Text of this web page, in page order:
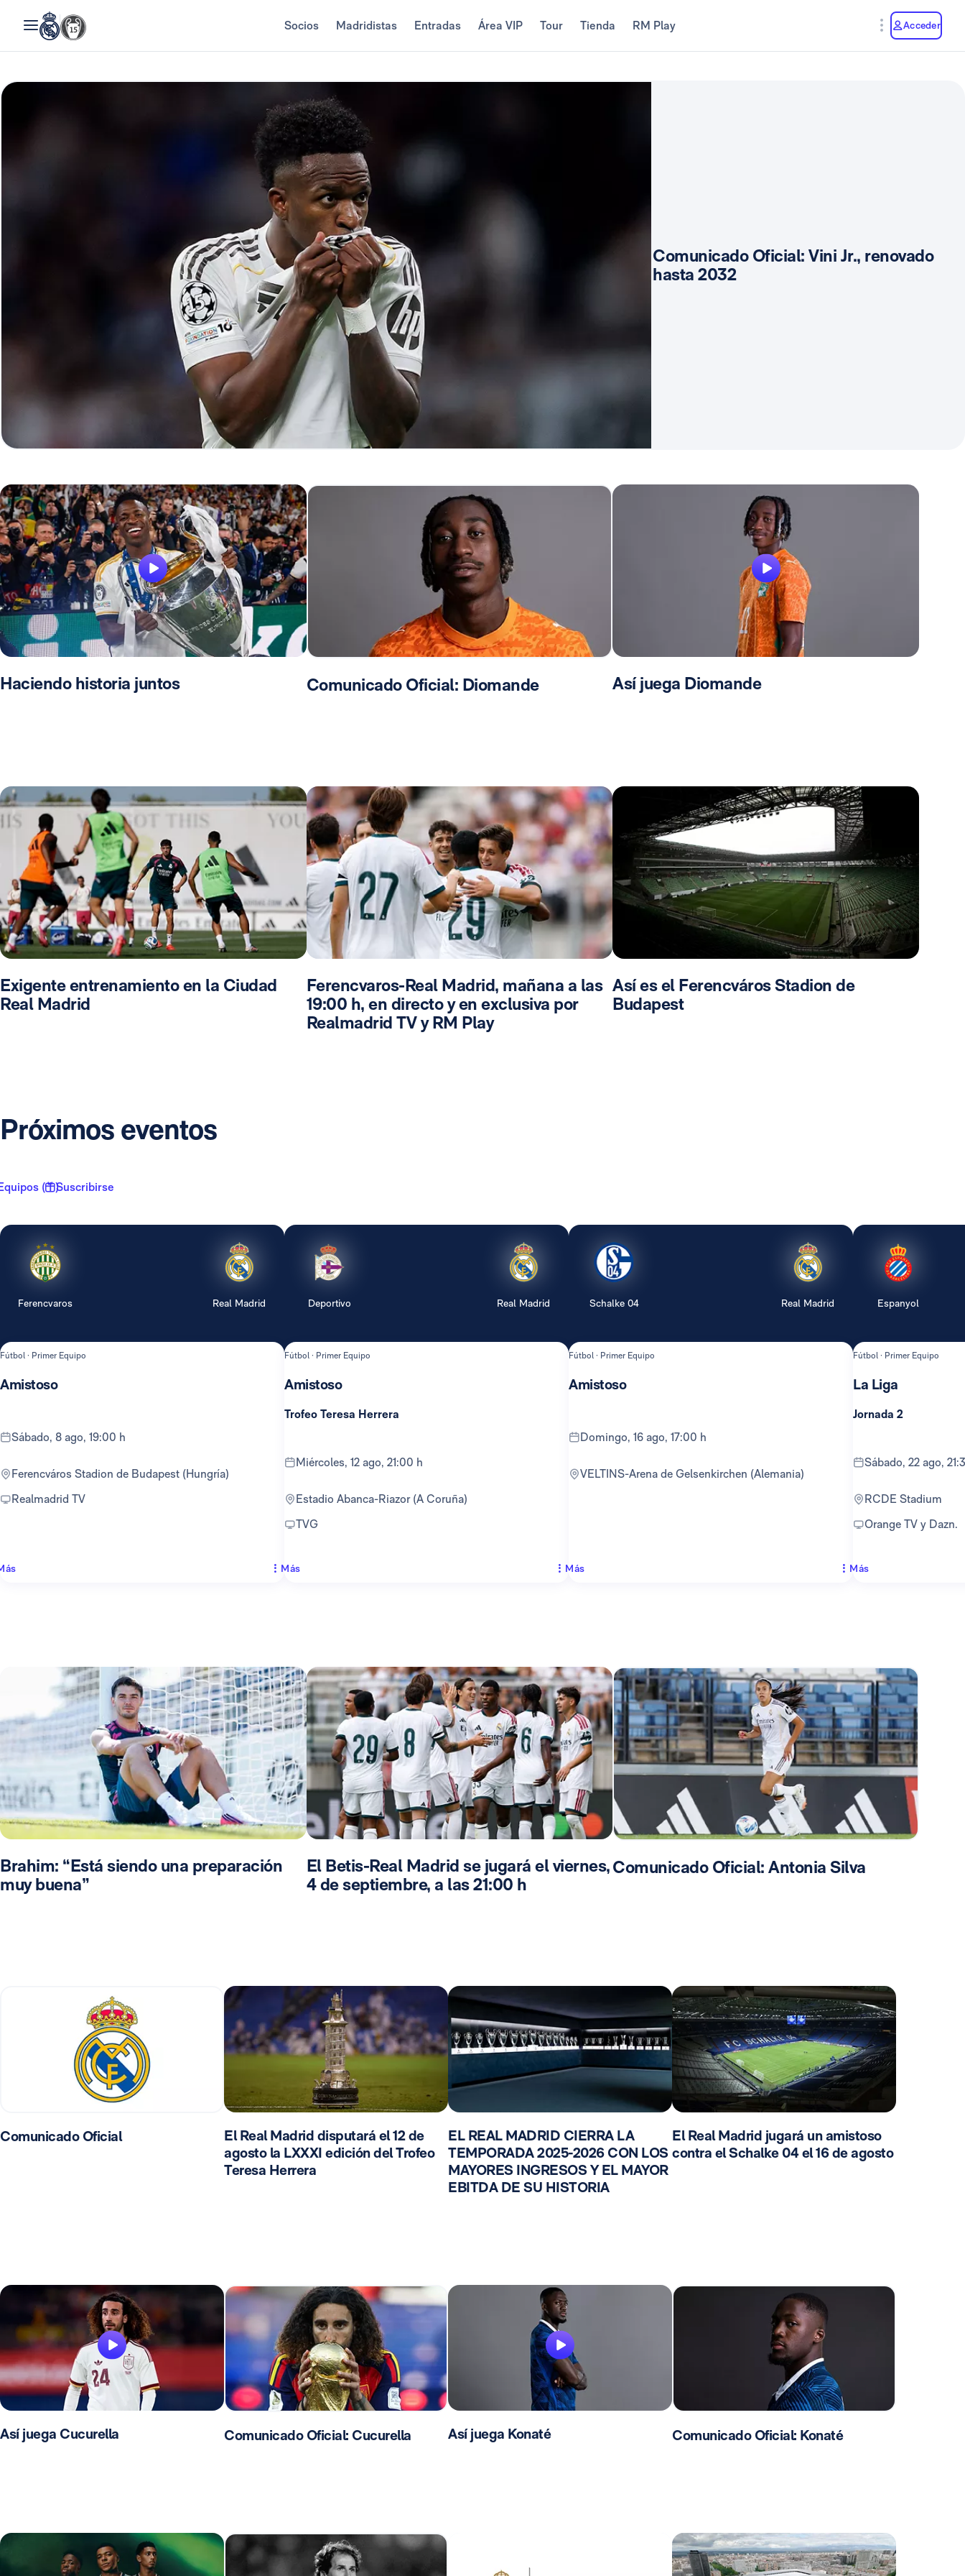
Socios Madridistas Entradas Área VIP Tour Tienda RM Play Acceder
Comunicado Oficial: Vini Jr., renovado
hasta 2032
Haciendo historia juntos Comunicado Oficial: Diomande Así juega Diomande
Exigente entrenamiento en la Ciudad
Real Madrid
Ferencvaros-Real Madrid, mañana a las
19:00 h, en directo y en exclusiva por
Realmadrid TV y RM Play
Así es el Ferencváros Stadion de
Budapest
Próximos eventos
( 1 )Suscribirse
Ferencvaros Real Madrid
Fútbol · Primer Equipo
Amistoso
sábado, 8 ago, 19:00 h
Ferencváros Stadion de Budapest (Hungría)
Realmadrid TV
Deportivo Real Madrid
Fútbol · Primer Equipo
Amistoso
Trofeo Teresa Herrera
miércoles, 12 ago, 21:00 h
Estadio Abanca-Riazor (A Coruña)
TVG
Más
Schalke 04 Real Madrid
Fútbol · Primer Equipo
Amistoso
domingo, 16 ago, 17:00 h
VELTINS-Arena de Gelsenkirchen (Alemania)
Más
Espanyol
Fútbol · Primer Equipo
La Liga
Jornada 2
sábado, 22 ago,
RCDE Stadium
Orange TV y Dazn.
Más
Brahim: “Está siendo una preparación
muy buena”
El Betis-Real Madrid se jugará el viernes,
4 de septiembre, a las 21:00 h
Comunicado Oficial: Antonia Silva
Comunicado Oficial
El Real Madrid disputará el 12 de
agosto la LXXXI edición del Trofeo
Teresa Herrera
EL REAL MADRID CIERRA LA
TEMPORADA 2025-2026 CON LOS
MAYORES INGRESOS Y EL MAYOR
EBITDA DE SU HISTORIA
El Real Madrid jugará un amistoso
contra el Schalke 04 el 16 de agosto
Así juega Cucurella Comunicado Oficial: Cucurella Así juega Konaté Comunicado Oficial: Konaté